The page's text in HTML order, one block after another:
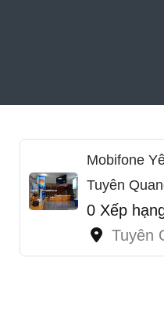
Mobifone
Tuyên
0 Xếp
Tuyên